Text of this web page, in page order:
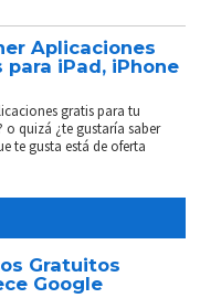
Aplicaciones
iPad, iPhone
gratis para tu
quizá ¿te gustaría saber
te gusta está de oferta
Gratuitos
Google